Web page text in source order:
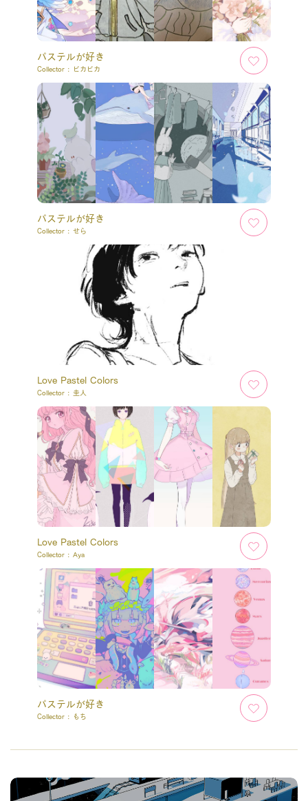
パステルが好き
Collector : ピカピカ
パステルが好き
Collector : せら
Love Pastel Colors
Collector : 圭人
Love Pastel Colors
Collector : Aya
パステルが好き
Collector : もち